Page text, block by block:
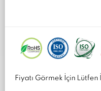
Fiyatı Görmek İçin